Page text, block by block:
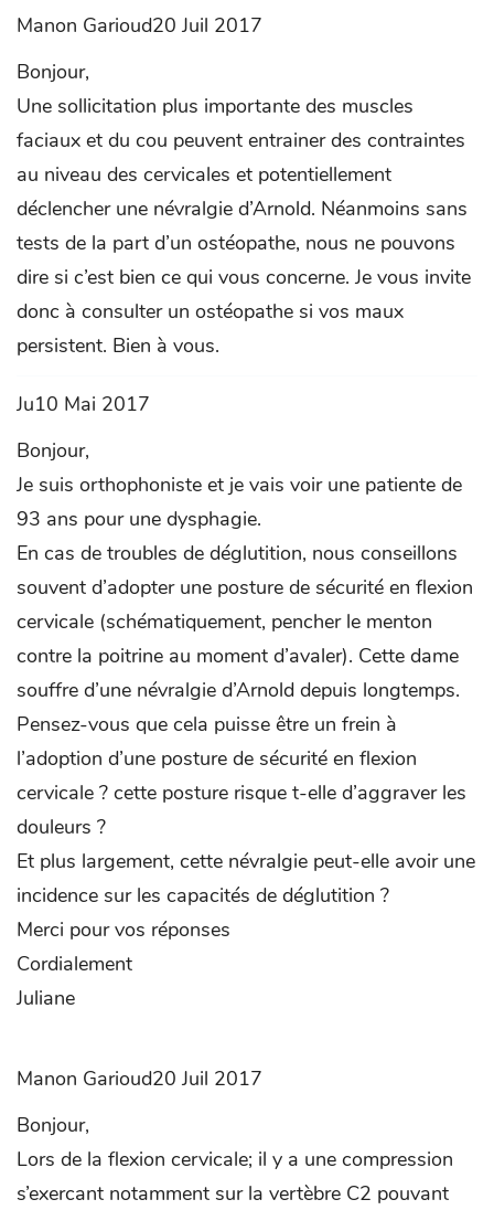
Manon Garioud20 Juil 2017
Bonjour,
Une sollicitation plus importante des muscles
faciaux et du cou peuvent entrainer des contraintes
au niveau des cervicales et potentiellement
déclencher une névralgie d’Arnold. Néanmoins sans
tests de la part d’un ostéopathe, nous ne pouvons
dire si c’est bien ce qui vous concerne. Je vous invite
donc à consulter un ostéopathe si vos maux
persistent. Bien à vous.
Ju10 Mai 2017
Bonjour,
Je suis orthophoniste et je vais voir une patiente de
93 ans pour une dysphagie.
En cas de troubles de déglutition, nous conseillons
souvent d’adopter une posture de sécurité en flexion
cervicale (schématiquement, pencher le menton
contre la poitrine au moment d’avaler). Cette dame
souffre d’une névralgie d’Arnold depuis longtemps.
Pensez-vous que cela puisse être un frein à
l’adoption d’une posture de sécurité en flexion
cervicale ? cette posture risque t-elle d’aggraver les
douleurs ?
Et plus largement, cette névralgie peut-elle avoir une
incidence sur les capacités de déglutition ?
Merci pour vos réponses
Cordialement
Juliane
Manon Garioud20 Juil 2017
Bonjour,
Lors de la flexion cervicale; il y a une compression
s’exercant notamment sur la vertèbre C2 pouvant